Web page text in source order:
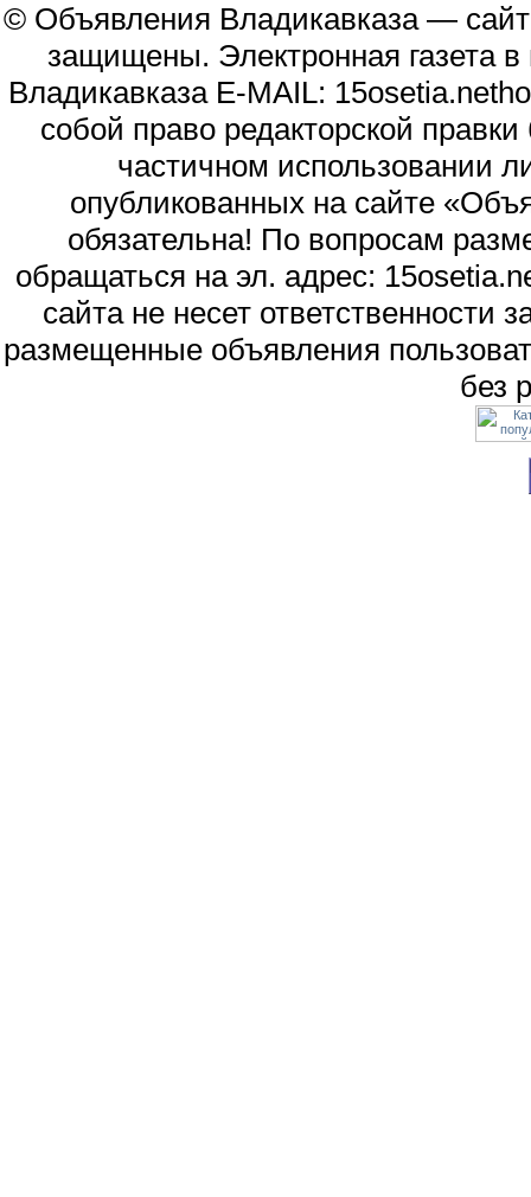
© Объявления Владикавказа —
защищены. Электронная газета
Владикавказа E-MAIL:
собой право редакторской
частичном использовании
опубликованных на сайте
обязательна! По вопросам
обращаться на эл. адрес:
сайта не несет
размещенные объявления
без